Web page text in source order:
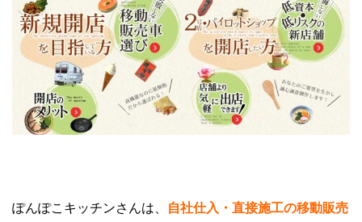
ぽんぽこキッチンさんは、
自社仕入・直接施工の移動販売